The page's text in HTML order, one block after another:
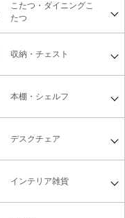
こたつ・ダイニングこ
たつ
収納・チェスト
本棚・シェルフ
デスクチェア
インテリア雑貨